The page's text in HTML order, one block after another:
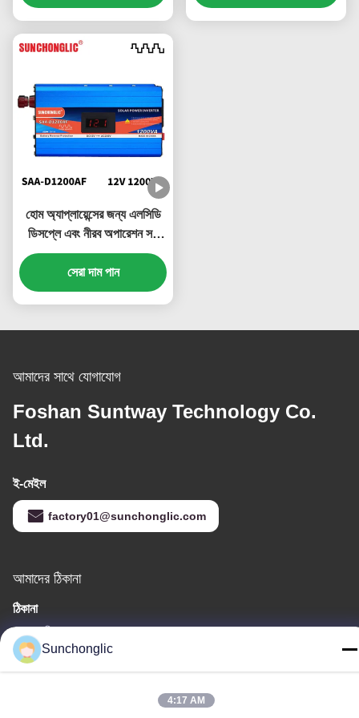
হোম অ্যাপ্লায়েন্সের জন্য এলসিডি
ডিসপ্লে এবং নীরব অপারেশন সহ
1200W সৌর শক্তি ইনভার্টার
সেরা দাম পান
আমাদের সাথে যোগাযোগ
Foshan Suntway Technology Co.
Ltd.
ই-মেইল
factory01@sunchonglic.com
আমাদের ঠিকানা
ঠিকানা
গুয়াংডং, চীন
টেলিফোন
Sunchonglic
4:17 AM